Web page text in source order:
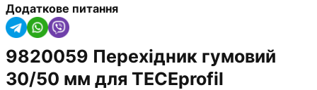
Додаткове питання
9820059 Перехідник гумовий
30/50 мм для TECEprofil